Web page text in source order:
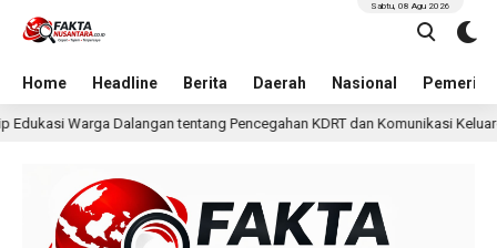
Home Headline Berita Daerah Nasional
Sabtu, 08 Agu 2026
Pencegahan KDRT dan Komunikasi Keluarga 16 jam lalu KKN